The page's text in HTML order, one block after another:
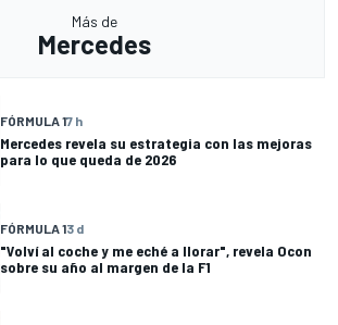
Más de
Mercedes
FÓRMULA 17 h
Mercedes revela su estrategia con las mejoras
para lo que queda de 2026
FÓRMULA 13 d
"Volví al coche y me eché a llorar", revela Ocon
sobre su año al margen de la F1